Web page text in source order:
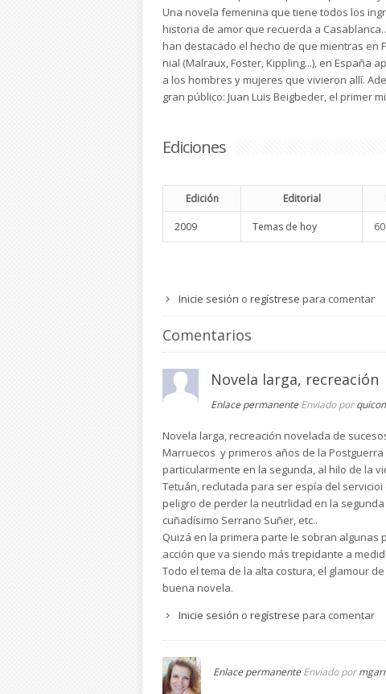
Una novela femenina que tiene todos los
historia de amor que recuerda a
han destacado el hecho de que mientras en
nial (Malraux, Foster, Kippling...), en España
a los hombres y mujeres que vivieron allí.
gran público: Juan Luis Beigbeder, el primer
Ediciones
Edición Editorial
2009 Temas de hoy
Inicie sesión o regístrese para comentar
Comentarios
Novela larga, recreación
Enlace permanente Enviado por
Novela larga, recreación novelada de
Marruecos y primeros años de la
particularmente en la segunda, al hilo de la
Tetuán, reclutada para ser espía del
peligro de perder la neutrlidad en la
cuñadísimo Serrano Suñer, etc..
Quizá en la primera parte le sobran algunas
acción que va siendo más trepidante a
Todo el tema de la alta costura, el glamour
buena novela.
Inicie sesión o regístrese para comentar
Enlace permanente Enviado por